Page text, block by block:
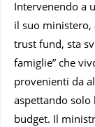
Intervenendo a
il suo
trust fund, sta
famiglie” che
provenienti da
aspettando solo
budget. Il